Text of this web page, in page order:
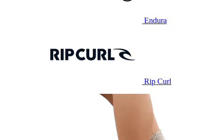
Endura
Rip Curl